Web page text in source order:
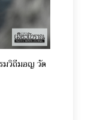
มวิถีมอญ วัด